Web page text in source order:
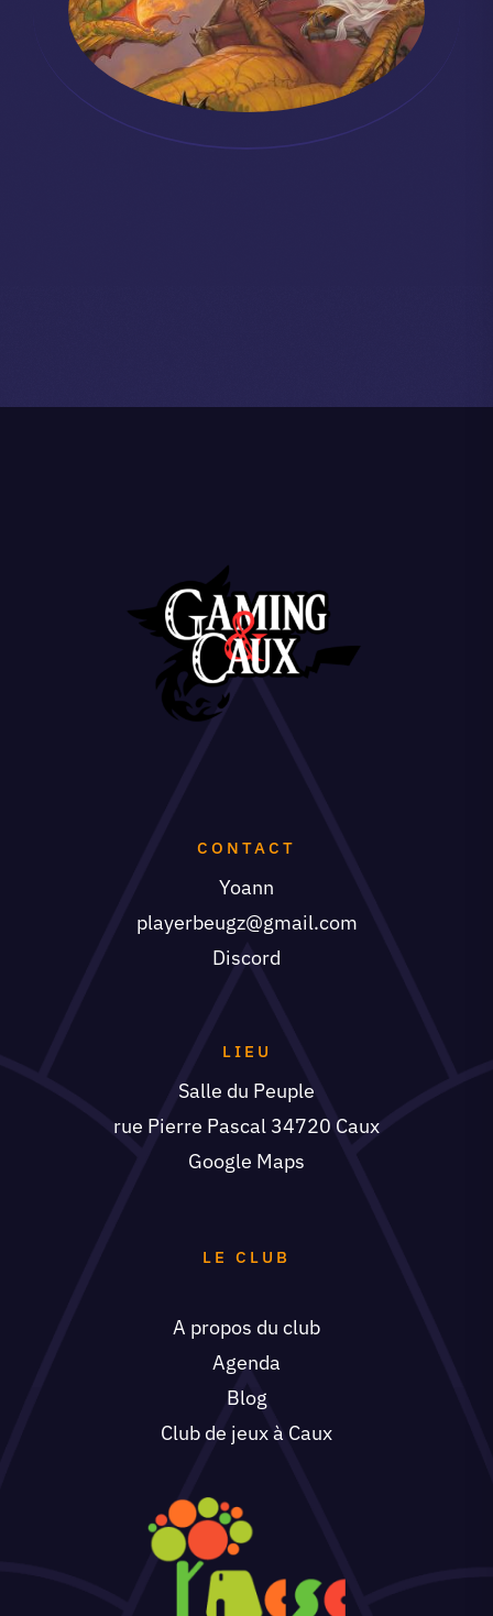
CONTACT
Yoann
playerbeugz@gmail.com
Discord
LIEU
Salle du Peuple
rue Pierre Pascal 34720 Caux
Google Maps
LE CLUB
A propos du club
Agenda
Blog
Club de jeux à Caux